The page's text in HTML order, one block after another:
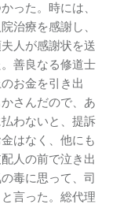
った。時には、
治療を感謝し、
人が感謝状を送
善良なる修道士
お金を引き出
さんだので、あ
わないと、提訴
はなく、他にも
人の前で泣き出
毒に思って、司
言った。総代理